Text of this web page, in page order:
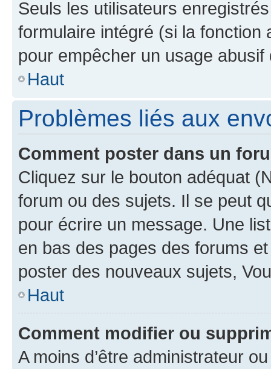
Seuls les utilisateurs
formulaire intégré (si la fonction
pour empêcher un usage
Haut
Problèmes liés aux
Comment poster dans un
Cliquez sur le bouton adéquat
forum ou des sujets. Il se peut
pour écrire un message. Une
en bas des pages des forums
poster des nouveaux sujets,
Haut
Comment modifier ou
A moins d’être administrateur